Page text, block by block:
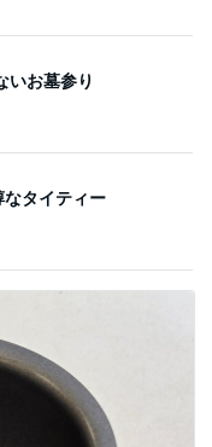
いお墓参り
なタイティー